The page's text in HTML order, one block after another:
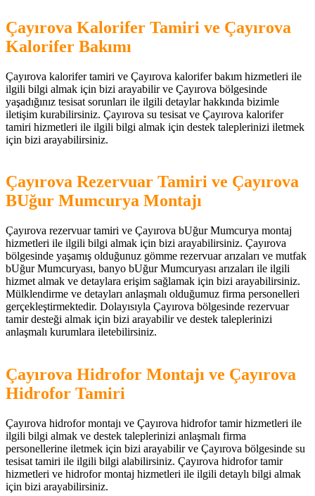
Çayırova Kalorifer Tamiri ve Çayırova
Kalorifer Bakımı
Çayırova kalorifer tamiri ve Çayırova kalorifer bakım hizmetleri ile
ilgili bilgi almak için bizi arayabilir ve Çayırova bölgesinde
yaşadığınız tesisat sorunları ile ilgili detaylar hakkında bizimle
iletişim kurabilirsiniz. Çayırova su tesisat ve Çayırova kalorifer
tamiri hizmetleri ile ilgili bilgi almak için destek taleplerinizi iletmek
için bizi arayabilirsiniz.
Çayırova Rezervuar Tamiri ve Çayırova
BUğur Mumcurya Montajı
Çayırova rezervuar tamiri ve Çayırova bUğur Mumcurya montaj
hizmetleri ile ilgili bilgi almak için bizi arayabilirsiniz. Çayırova
bölgesinde yaşamış olduğunuz gömme rezervuar arızaları ve mutfak
bUğur Mumcuryası, banyo bUğur Mumcuryası arızaları ile ilgili
hizmet almak ve detaylara erişim sağlamak için bizi arayabilirsiniz.
Mülklendirme ve detayları anlaşmalı olduğumuz firma personelleri
gerçekleştirmektedir. Dolayısıyla Çayırova bölgesinde rezervuar
tamir desteği almak için bizi arayabilir ve destek taleplerinizi
anlaşmalı kurumlara iletebilirsiniz.
Çayırova Hidrofor Montajı ve Çayırova
Hidrofor Tamiri
Çayırova hidrofor montajı ve Çayırova hidrofor tamir hizmetleri ile
ilgili bilgi almak ve destek taleplerinizi anlaşmalı firma
personellerine iletmek için bizi arayabilir ve Çayırova bölgesinde su
tesisat tamiri ile ilgili bilgi alabilirsiniz. Çayırova hidrofor tamir
hizmetleri ve hidrofor montaj hizmetleri ile ilgili detaylı bilgi almak
için bizi arayabilirsiniz.